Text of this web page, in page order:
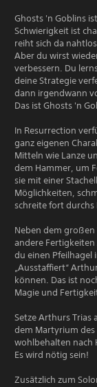
Ghosts 'n Goblins
Schwierigkeit ist
reiht sich da
Aber du wirst
verbessern. Du
deine Strategie
dann irgendwann
Das ist Ghosts 'n
In Resurrection
ganz eigenen
Mitteln wie Lanze
dem Hammer, um
sie mit einer
Möglichkeiten,
schreite fort durchs
Neben dem
andere
du einen Pfeilhagel
„Ausstaffiert“
können. Das ist
Magie und
Setze Arthurs Trias
dem Martyrium des
wohlbehalten nach
Es wird nötig sein!
Zusätzlich zum